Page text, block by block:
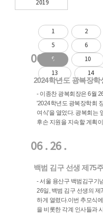
2019
1 2
5 6
9 10
13 14
06 . 27 .
2024학년도 광복장
- 이종찬 광복회장은 6월
'2024학년도 광복장학회
여식'을 열었다. 광복회는
후손 지원을 지속할 계획
06 . 26 .
백범 김구 선생 제75
- 서울 용산구 백범김구기
26일, 백범 김구 선생의
하게 열렸다.이번 추모식
을 비롯한 각계 인사들과